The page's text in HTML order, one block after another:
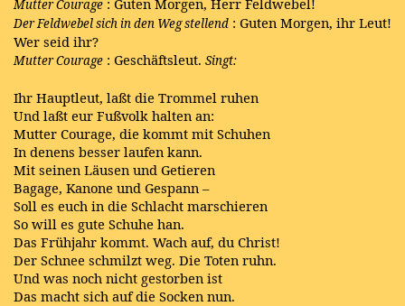
Mutter Courage : Guten Morgen, Herr Feldwebel!
Der Feldwebel sich in den Weg stellend : Guten Morgen, ihr Leut!
Wer seid ihr?
Mutter Courage : Geschäftsleut. Singt:
Ihr Hauptleut, laßt die Trommel ruhen
Und laßt eur Fußvolk halten an:
Mutter Courage, die kommt mit Schuhen
In denens besser laufen kann.
Mit seinen Läusen und Getieren
Bagage, Kanone und Gespann –
Soll es euch in die Schlacht marschieren
So will es gute Schuhe han.
Das Frühjahr kommt. Wach auf, du Christ!
Der Schnee schmilzt weg. Die Toten ruhn.
Und was noch nicht gestorben ist
Das macht sich auf die Socken nun.